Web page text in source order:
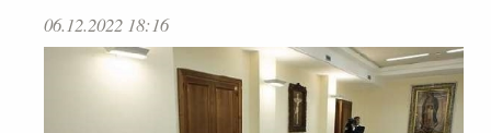
06.12.2022 18:16